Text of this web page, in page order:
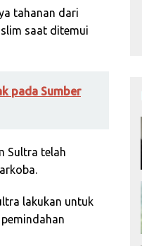
tahanan dari
saat ditemui
pada Sumber
Sultra telah
lakukan untuk